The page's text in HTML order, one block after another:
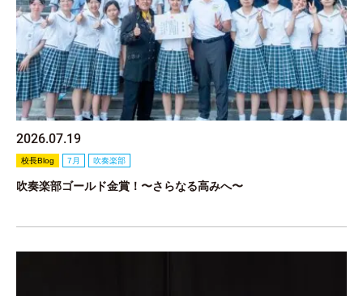
2026.07.19
校長Blog 7月 吹奏楽部
吹奏楽部ゴールド金賞！〜さらなる高みへ〜